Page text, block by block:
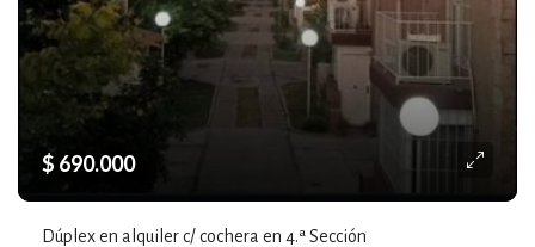
$ 690.000
Dúplex en alquiler c/ cochera en 4.ª Sección